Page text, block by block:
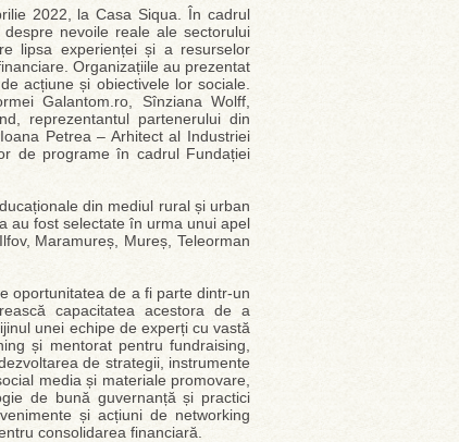
2022, la Casa Siqua. În cadrul
nevoile reale ale sectorului
lipsa experienței și a resurselor
Organizațiile au prezentat
acțiune și obiectivele lor sociale.
Galantom.ro, Sînziana Wolff,
reprezentantul partenerului din
Petrea – Arhitect al Industriei
de programe în cadrul Fundației
din mediul rural și urban
au fost selectate în urma unui apel
Maramureș, Mureș, Teleorman
oportunitatea de a fi parte dintr-un
capacitatea acestora de a
unei echipe de experți cu vastă
și mentorat pentru fundraising,
de strategii, instrumente
media și materiale promovare,
de bună guvernanță și practici
și acțiuni de networking
consolidarea financiară.